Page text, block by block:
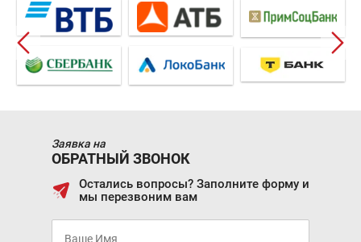
Заявка на
ОБРАТНЫЙ ЗВОНОК
Остались вопросы? Заполните форму и
мы перезвоним вам